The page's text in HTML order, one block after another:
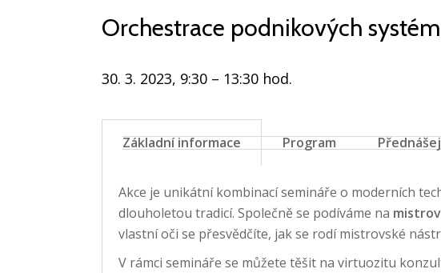
Orchestrace podnikových
30. 3. 2023, 9:30 – 13:30 hod.
Základní informace Program
Akce je unikátní kombinací semináře o moderních
dlouholetou tradicí. Společně se podíváme na
vlastní oči se přesvědčíte, jak se rodí mistrovské
V rámci semináře se můžete těšit na virtuozitu